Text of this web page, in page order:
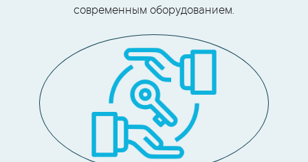
современным оборудованием.